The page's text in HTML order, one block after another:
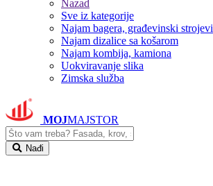
Nazad
Sve iz kategorije
Najam bagera, građevinski strojevi
Najam dizalice sa košarom
Najam kombija, kamiona
Uokviravanje slika
Zimska služba
MOJMAJSTOR
Nađi